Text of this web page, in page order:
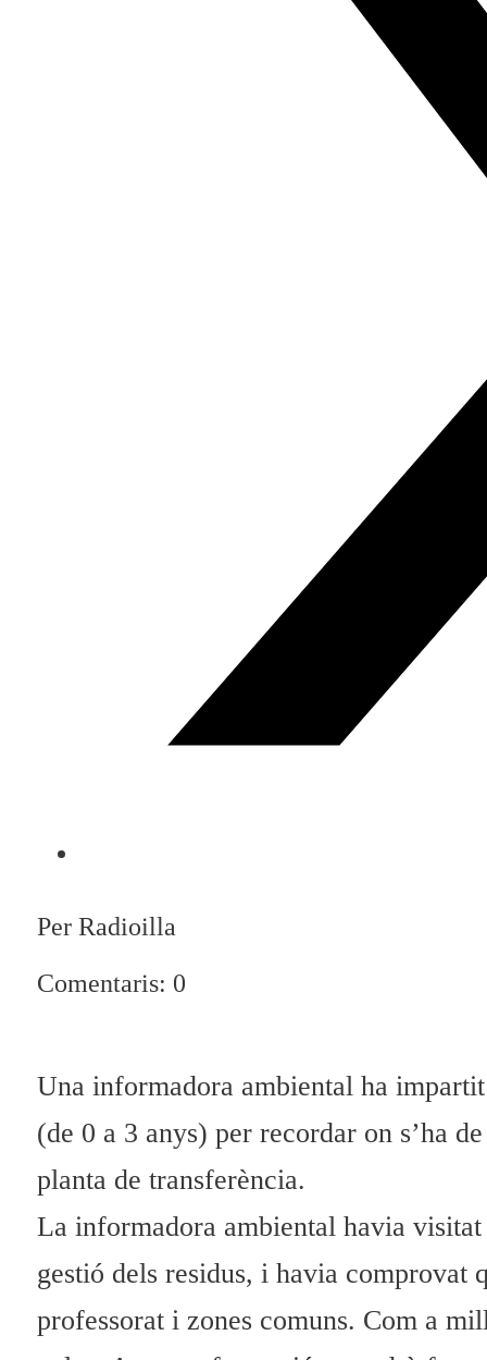
Per Radioilla
Comentaris: 0
Una informadora ambiental ha
(de 0 a 3 anys) per recordar on s’ha
planta de transferència.
La informadora ambiental havia
gestió dels residus, i havia comprovat
professorat i zones comuns. Com a